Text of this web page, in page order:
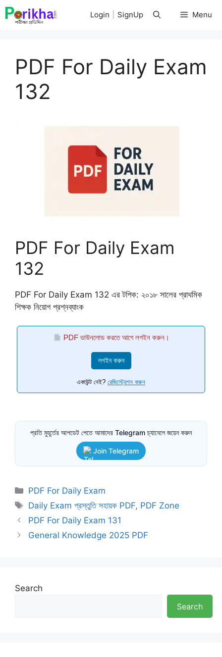
Skip
to
Menu
Login SignUp
PDF For Daily Exam
132
PDF For Daily Exam
132
PDF For Daily Exam 132 এর টপিক: ২০১৮ সালের প্রাথমিক
শিক্ষক নিয়োগ প্রশ্নব্যাংক
PDF ডাউনলোড করতে আগে লগইন করুন।
লগইন করুন
একাউন্ট নেই? রেজিস্ট্রেশন করুন
প্রতি মুহূর্তের আপডেট পেতে আমাদের Telegram চ্যানেলে জয়েন করুন
Join Telegram
Categories
PDF For Daily Exam
Tags
Daily Exam প্রস্তুতি সহায়ক PDF, PDF Zone
PDF For Daily Exam 131
General Knowledge 2025 PDF
Search
Search